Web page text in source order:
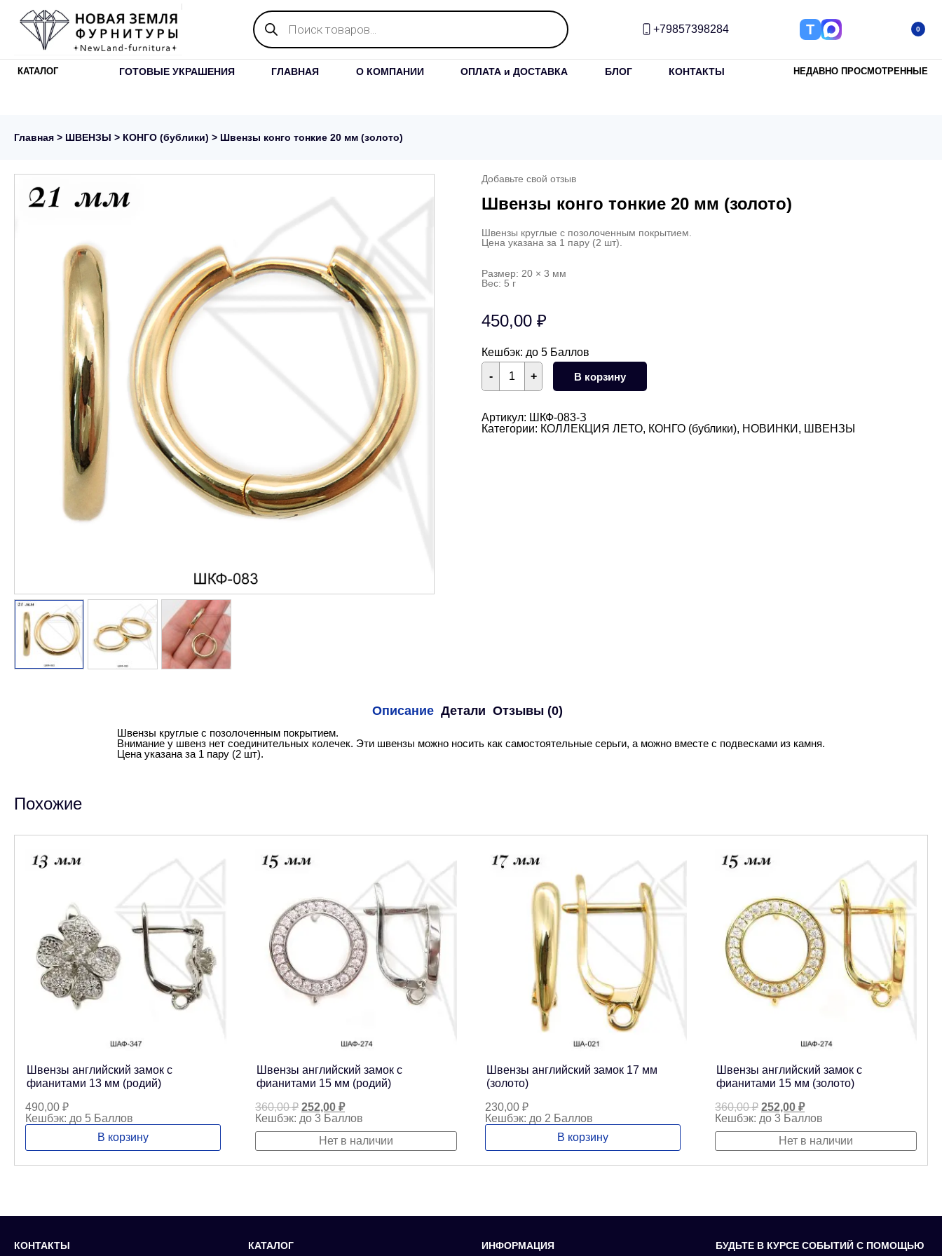
Поиск
товаров
+79857398284 Т 0
КАТАЛОГ ГОТОВЫЕ УКРАШЕНИЯ ГЛАВНАЯ О КОМПАНИИ ОПЛАТА и ДОСТАВКА БЛОГ КОНТАКТЫ НЕДАВНО ПРОСМОТРЕННЫЕ
Главная > ШВЕНЗЫ > КОНГО (бублики) > Швензы конго тонкие 20 мм (золото)
Добавьте свой отзыв
Швензы конго тонкие 20 мм (золото)
Швензы круглые с позолоченным покрытием.
Цена указана за 1 пару (2 шт).
Размер: 20 × 3 мм
Вес: 5 г
450,00 ₽
Кешбэк: до 5 Баллов
+
Количество
товара
Швензы
тонкие
20
мм
- В корзину
Артикул: ШКФ-083-З
Категории: КОЛЛЕКЦИЯ ЛЕТО, КОНГО (бублики), НОВИНКИ , ШВЕНЗЫ
Описание Детали Отзывы (0)
Швензы круглые с позолоченным покрытием.
Внимание у швенз нет соединительных колечек. Эти швензы можно носить как самостоятельные серьги, а можно вместе с подвесками из камня.
Цена указана за 1 пару (2 шт).
Похожие
Швензы английский замок с
фианитами 13 мм (родий)
490,00 ₽
Кешбэк: до 5 Баллов
В корзину
Швензы английский замок с
фианитами 15 мм (родий)
360,00₽ Первоначальная
цена
составляла
360,00 ₽.
252,00 ₽Текущая
цена:
252,00 ₽.
Кешбэк: до 3 Баллов
Нет в наличии
Швензы английский замок 17 мм
(золото)
230,00 ₽
Кешбэк: до 2 Баллов
В корзину
Швензы английский замок с
фианитами 15 мм (золото)
360,00₽ Первоначальная
цена
составляла
360,00 ₽.
252,00 ₽Текущая
цена:
252,00 ₽.
Кешбэк: до 3 Баллов
Нет в наличии
КОНТАКТЫ КАТАЛОГ ИНФОРМАЦИЯ БУДЬТЕ В КУРСЕ СОБЫТИЙ С ПОМОЩЬЮ